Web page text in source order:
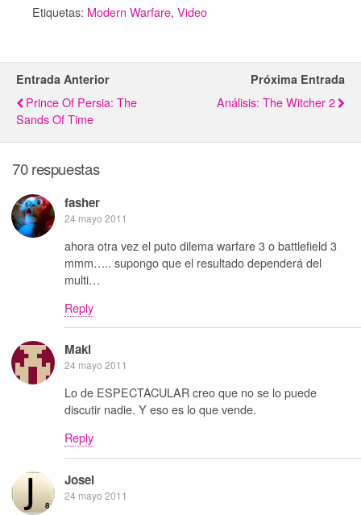
Etiquetas: Modern Warfare, Video
Entrada Anterior
Prince Of Persia: The
Sands Of Time
Próxima Entrada
Análisis: The Witcher 2
70 respuestas
fasher
24 mayo 2011
ahora otra vez el puto dilema warfare 3 o battlefield 3
mmm….. supongo que el resultado dependerá del
multi…
Reply
Maki
24 mayo 2011
Lo de ESPECTACULAR creo que no se lo puede
discutir nadie. Y eso es lo que vende.
Reply
Josei
24 mayo 2011